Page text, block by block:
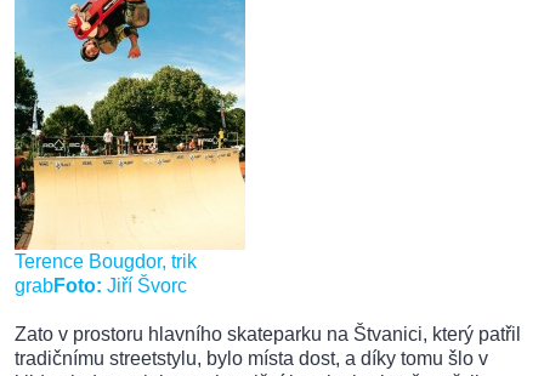
Terence Bougdor, trik
grabFoto: Jiří Švorc
Zato v prostoru hlavního skateparku na Štvanici, který patřil
tradičnímu streetstylu, bylo místa dost, a díky tomu šlo v